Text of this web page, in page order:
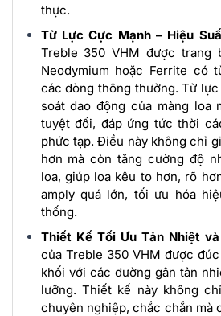
thực.
Từ Lực Cực Mạnh – Hiệu
Treble 350 VHM được trang
Neodymium hoặc Ferrite có
các dòng thông thường. Từ
soát dao động của màng loa
tuyệt đối, đáp ứng tức thời
phức tạp. Điều này không chỉ
hơn mà còn tăng cường độ
loa, giúp loa kêu to hơn, rõ
amply quá lớn, tối ưu hóa
thống.
Thiết Kế Tối Ưu Tản Nhiệt
của Treble 350 VHM được
khối với các đường gân tản
lưỡng. Thiết kế này không
chuyên nghiệp, chắc chắn mà